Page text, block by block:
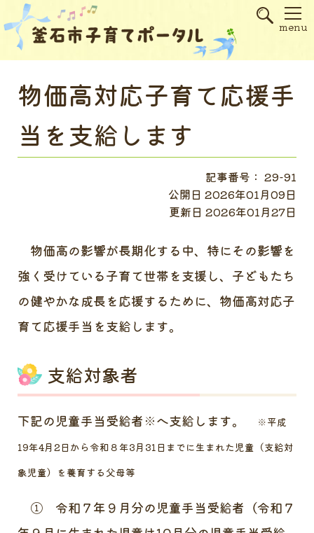
menu
物価高対応子育て応援手
当を支給します
記事番号： 29-91
公開日 2026年01月09日
更新日 2026年01月27日
物価高の影響が長期化する中、特にその影響を
強く受けている子育て世帯を支援し、子どもたち
の健やかな成長を応援するために、物価高対応子
育て応援手当を支給します。
支給対象者
下記の児童手当受給者※へ支給します。
※平成
19年4月2日から令和８年3月31日までに生まれた児童（支給対
象児童）を養育する父母等
① 令和７年９月分の児童手当受給者（令和７